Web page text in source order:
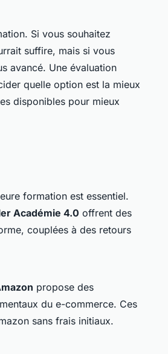
Si vous souhaitez
suffire, mais si vous
avancé. Une évaluation
quelle option est la mieux
disponibles pour mieux
formation est essentiel.
Académie 4.0 offrent des
couplées à des retours
propose des
du e-commerce. Ces
sans frais initiaux.